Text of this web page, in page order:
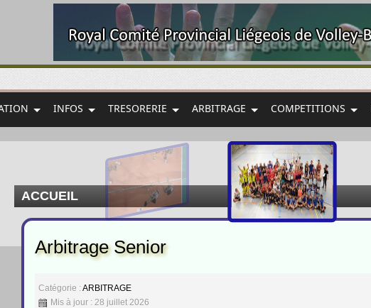
INFOS TRESORERIE ARBITRAGE COMPETITIONS
ACCUEIL
Arbitrage Senior
Catégorie :ARBITRAGE
Mis à jour : 28 juillet 2026